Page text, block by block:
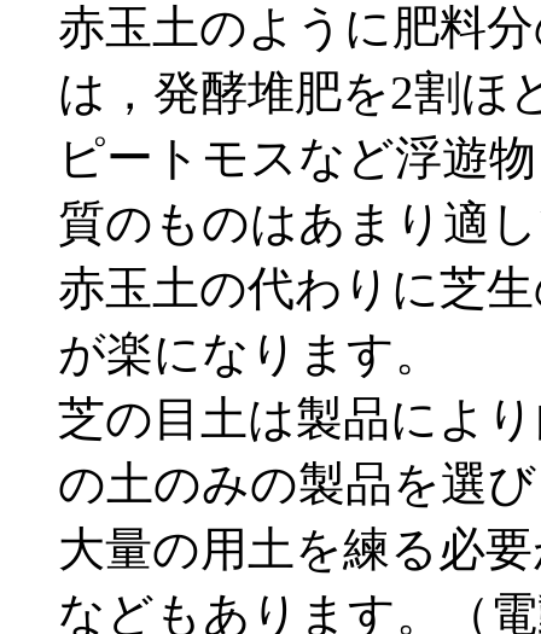
赤玉土のように肥料
は，発酵堆肥を2割ほ
ピートモスなど浮遊
質のものはあまり適
赤玉土の代わりに芝
が楽になります。
芝の目土は製品によ
の土のみの製品を選
大量の用土を練る必
などもあります。（